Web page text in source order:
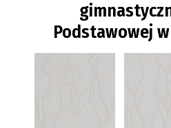
Podstawowej